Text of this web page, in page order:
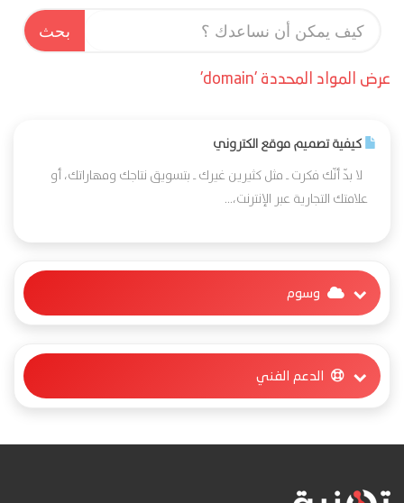
عرض المواد المحددة 'domain'
كيفية تصميم موقع الكتروني
لا بدّ أنّك فكرت ـ مثل كثيرين غيرك ـ بتسويق نتاجك ومهاراتك، أو
علامتك التجارية عبر الإنترنت،...
وسوم
الدعم الفني